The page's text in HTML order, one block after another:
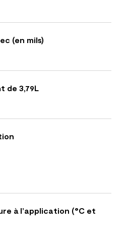
(en mils)
de 3,79L
à l’application (°C et